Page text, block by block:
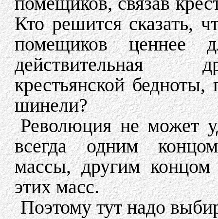
Кто решится сказать,
помещиков
действительная
крестьянской бедноты,
шинели?
Революция не может
всегда одним
массы, другим
этих масс.
Поэтому тут надо